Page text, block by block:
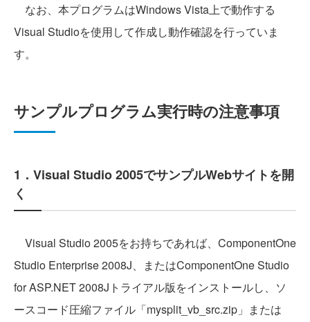
なお、本プログラムはWindows Vista上で動作する
Visual Studioを使用して作成し動作確認を行っていま
す。
サンプルプログラム実行時の注意事項
1．Visual Studio 2005でサンプルWebサイトを開
く
Visual Studio 2005をお持ちであれば、ComponentOne
Studio Enterprise 2008J、またはComponentOne Studio
for ASP.NET 2008Jトライアル版をインストールし、ソ
ースコード圧縮ファイル「mysplit_vb_src.zip」または